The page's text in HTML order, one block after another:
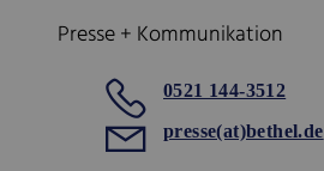
Presse + Kommunikation
0521 144-3512
presse(at)bethel.de